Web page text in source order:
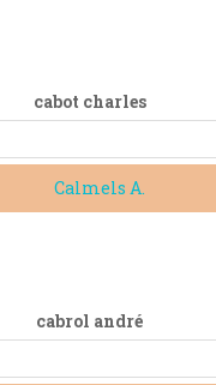
cabot charles
cabrol andré